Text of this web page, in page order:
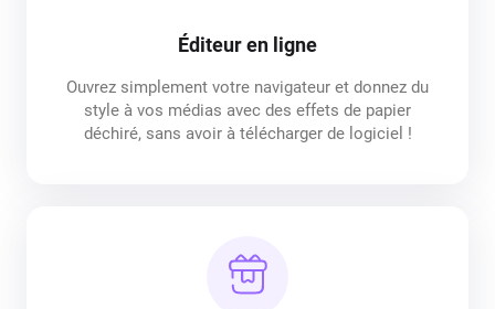
Éditeur en ligne
Ouvrez simplement votre navigateur et donnez du
style à vos médias avec des effets de papier
déchiré, sans avoir à télécharger de logiciel !